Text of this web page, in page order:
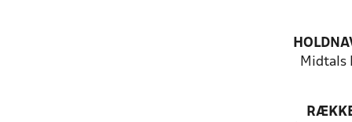
Midtals